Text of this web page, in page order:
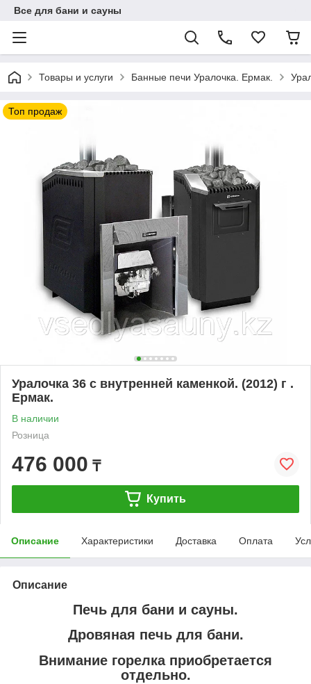
Все для бани и сауны
Товары и услуги Банные печи Уралочка. Ермак.
Топ продаж
Уралочка 36 с внутренней каменкой. (2012) г .
Ермак.
В наличии
Розница
476 000 ₸
Купить
Описание Характеристики Доставка Оплата
Описание
Печь для бани и сауны.
Дровяная печь для бани.
Внимание горелка приобретается
отдельно.